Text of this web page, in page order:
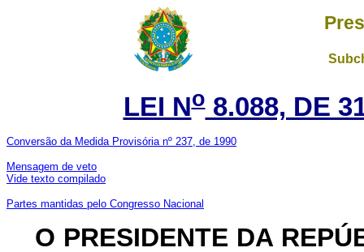
LEI No8.088, DE
Conversão da Medida Provisória nº 237, de 1990
Mensagem de veto
Vide texto compilado
Partes mantidas pelo Congresso Nacional
O PRESIDENTE DA